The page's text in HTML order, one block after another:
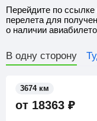
Перейдите по
перелета для
о наличии
В одну сторону
от 18363 ₽
3674 км